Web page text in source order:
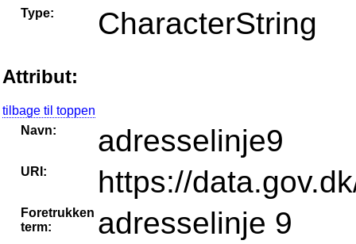
Type: CharacterString
Attribut:
tilbage til toppen
Navn:
adresselinje9
URI: https://
Foretrukken
term:
adresselinje 9